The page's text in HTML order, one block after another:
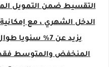
الدخل الشهري ، مع
يزيد عن 7٪
المنخفض والمتوسط